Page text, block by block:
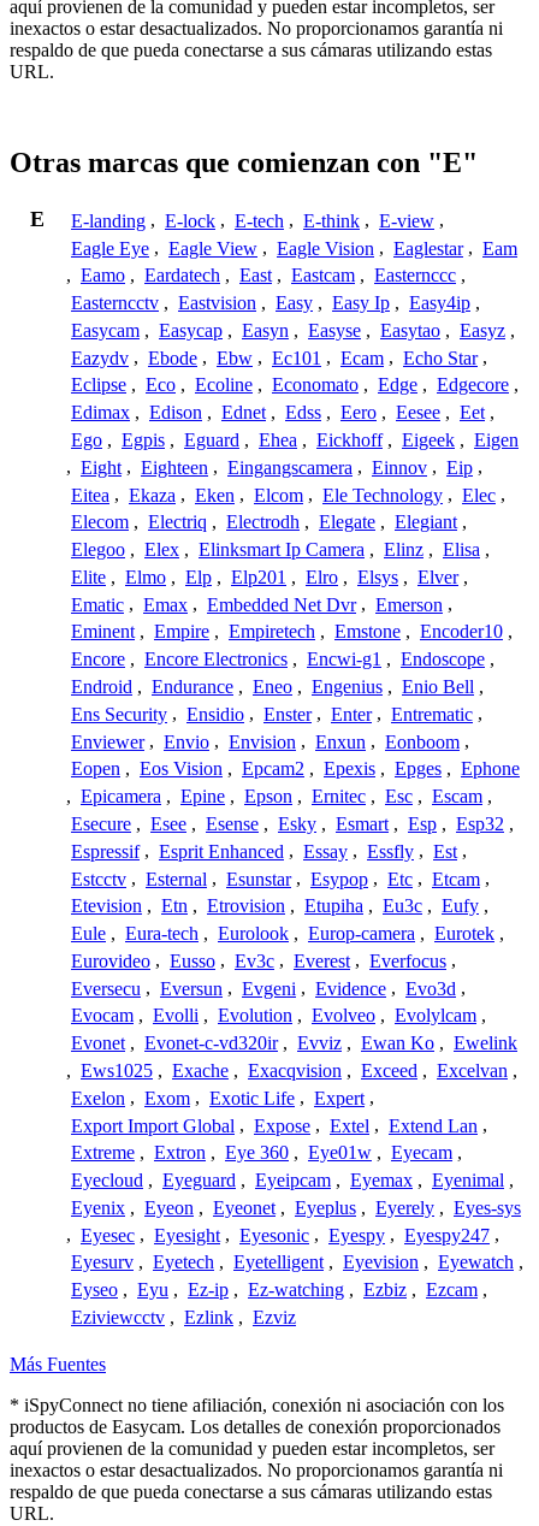
aquí provienen de la comunidad y pueden estar incompletos, ser
inexactos o estar desactualizados. No proporcionamos garantía ni
respaldo de que pueda conectarse a sus cámaras utilizando estas
URL.
Otras marcas que comienzan con "E"
E E-landing , E-lock , E-tech , E-think , E-view ,
Eagle Eye , Eagle View , Eagle Vision , Eaglestar , Eam
, Eamo , Eardatech , East , Eastcam , Easternccc ,
Easterncctv , Eastvision , Easy , Easy Ip , Easy4ip ,
Easycam , Easycap , Easyn , Easyse , Easytao , Easyz ,
Eazydv , Ebode , Ebw , Ec101 , Ecam , Echo Star ,
Eclipse , Eco , Ecoline , Economato , Edge , Edgecore ,
Edimax , Edison , Ednet , Edss , Eero , Eesee , Eet ,
Ego , Egpis , Eguard , Ehea , Eickhoff , Eigeek , Eigen
, Eight , Eighteen , Eingangscamera , Einnov , Eip ,
Eitea , Ekaza , Eken , Elcom , Ele Technology , Elec ,
Elecom , Electriq , Electrodh , Elegate , Elegiant ,
Elegoo , Elex , Elinksmart Ip Camera , Elinz , Elisa ,
Elite , Elmo , Elp , Elp201 , Elro , Elsys , Elver ,
Ematic , Emax , Embedded Net Dvr , Emerson ,
Eminent , Empire , Empiretech , Emstone , Encoder10 ,
Encore , Encore Electronics , Encwi-g1 , Endoscope ,
Endroid , Endurance , Eneo , Engenius , Enio Bell ,
Ens Security , Ensidio , Enster , Enter , Entrematic ,
Enviewer , Envio , Envision , Enxun , Eonboom ,
Eopen , Eos Vision , Epcam2 , Epexis , Epges , Ephone
, Epicamera , Epine , Epson , Ernitec , Esc , Escam ,
Esecure , Esee , Esense , Esky , Esmart , Esp , Esp32 ,
Espressif , Esprit Enhanced , Essay , Essfly , Est ,
Estcctv , Esternal , Esunstar , Esypop , Etc , Etcam ,
Etevision , Etn , Etrovision , Etupiha , Eu3c , Eufy ,
Eule , Eura-tech , Eurolook , Europ-camera , Eurotek ,
Eurovideo , Eusso , Ev3c , Everest , Everfocus ,
Eversecu , Eversun , Evgeni , Evidence , Evo3d ,
Evocam , Evolli , Evolution , Evolveo , Evolylcam ,
Evonet , Evonet-c-vd320ir , Evviz , Ewan Ko , Ewelink
, Ews1025 , Exache , Exacqvision , Exceed , Excelvan ,
Exelon , Exom , Exotic Life , Expert ,
Export Import Global , Expose , Extel , Extend Lan ,
Extreme , Extron , Eye 360 , Eye01w , Eyecam ,
Eyecloud , Eyeguard , Eyeipcam , Eyemax , Eyenimal ,
Eyenix , Eyeon , Eyeonet , Eyeplus , Eyerely , Eyes-sys
, Eyesec , Eyesight , Eyesonic , Eyespy , Eyespy247 ,
Eyesurv , Eyetech , Eyetelligent , Eyevision , Eyewatch ,
Eyseo , Eyu , Ez-ip , Ez-watching , Ezbiz , Ezcam ,
Eziviewcctv , Ezlink , Ezviz
Más Fuentes
* iSpyConnect no tiene afiliación, conexión ni asociación con los
productos de Easycam. Los detalles de conexión proporcionados
aquí provienen de la comunidad y pueden estar incompletos, ser
inexactos o estar desactualizados. No proporcionamos garantía ni
respaldo de que pueda conectarse a sus cámaras utilizando estas
URL.